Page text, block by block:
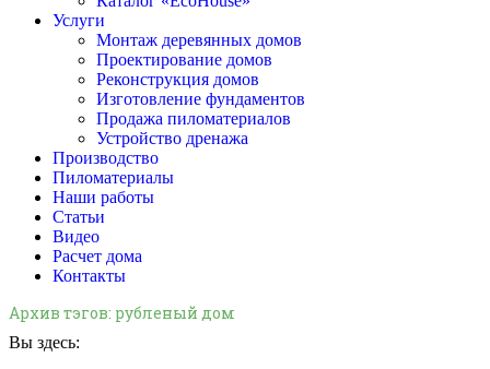
Услуги
Монтаж деревянных домов
Проектирование домов
Реконструкция домов
Изготовление фундаментов
Продажа пиломатериалов
Устройство дренажа
Производство
Пиломатериалы
Наши работы
Статьи
Видео
Расчет дома
Контакты
Архив тэгов: рубленый дом
Вы здесь: